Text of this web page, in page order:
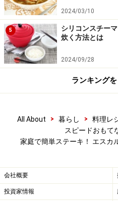
もっと分かりやすいのが、
法です。押したときに頬の
ぶの弾力に近かったらミデ
らウェルダンといった具合に
2024/03/10
5
シリコンスチー
炊く方法とは
2024/09/28
ランキング
All About > 暮らし > 料理レ
スピードおもて
家庭で簡単ステーキ！ エスカ
会社概要
投資家情報